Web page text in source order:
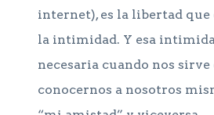
internet), es la libertad que
la intimidad. Y esa
necesaria cuando nos
conocernos a nosotros